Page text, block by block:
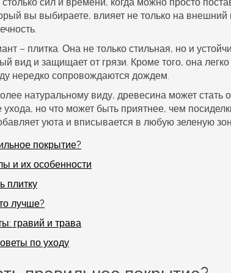
вы выбираете, влияет не только на внешний
– плитка. Она не только стильная, но и
вид и защищает от грязи. Кроме того, она
нередко сопровождаются дождем.
натуральному виду, древесина может стать
но что может быть приятнее, чем
уюта и вписывается в любую зеленую
покрытие?
и их особенности
плитку
лучше?
гравий и трава
по уходу